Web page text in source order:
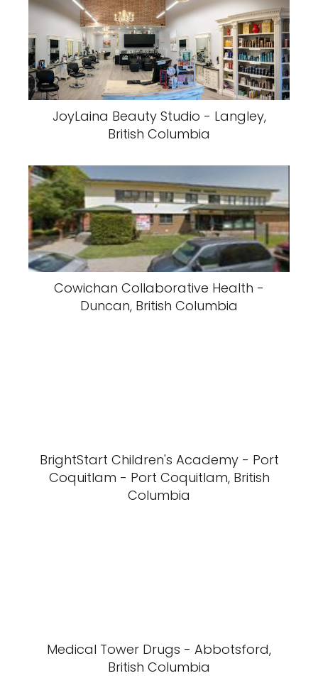
JoyLaina Beauty Studio - Langley,
British Columbia
Cowichan Collaborative Health -
Duncan, British Columbia
BrightStart Children's Academy - Port
Coquitlam - Port Coquitlam, British
Columbia
Medical Tower Drugs - Abbotsford,
British Columbia